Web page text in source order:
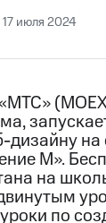
17 июля 2024
дизайну
М».
на
по